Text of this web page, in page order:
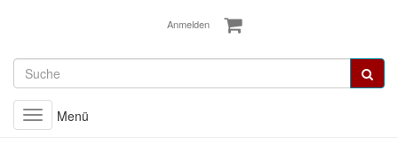
Anmelden
Toggle
navigation
Menü